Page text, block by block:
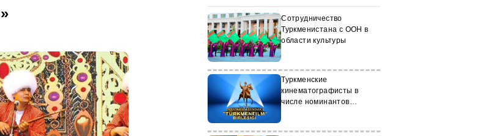
Сотрудничество
Туркменистана с ООН в
области культуры
Туркменские
кинематографисты в
числе номинантов